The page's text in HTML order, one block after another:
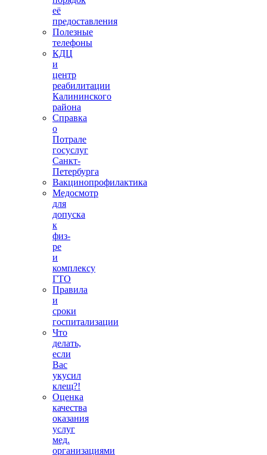
её
предоставления
Полезные
телефоны
КДЦ
и
центр
реабилитации
Калининского
района
Справка
о
Потрале
госуслуг
Санкт-
Петербурга
Вакцинопрофилактика
Медосмотр
для
допуска
к
физ-
ре
и
комплексу
ГТО
Правила
и
сроки
госпитализации
Что
делать,
если
Вас
укусил
клещ?!
Оценка
качества
оказания
услуг
мед.
организациями